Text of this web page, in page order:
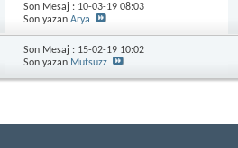
Son Mesaj : 10-03-1908:03
Son yazanArya
Son Mesaj : 15-02-19 10:02
Son yazan Mutsuzz